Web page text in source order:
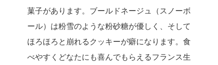
菓子があります。ブールドネージュ（スノーボ
ール）は粉雪のような粉砂糖が優しく、そして
ほろほろと崩れるクッキーが癖になります。食
べやすくどなたにも喜んでもらえるフランス生